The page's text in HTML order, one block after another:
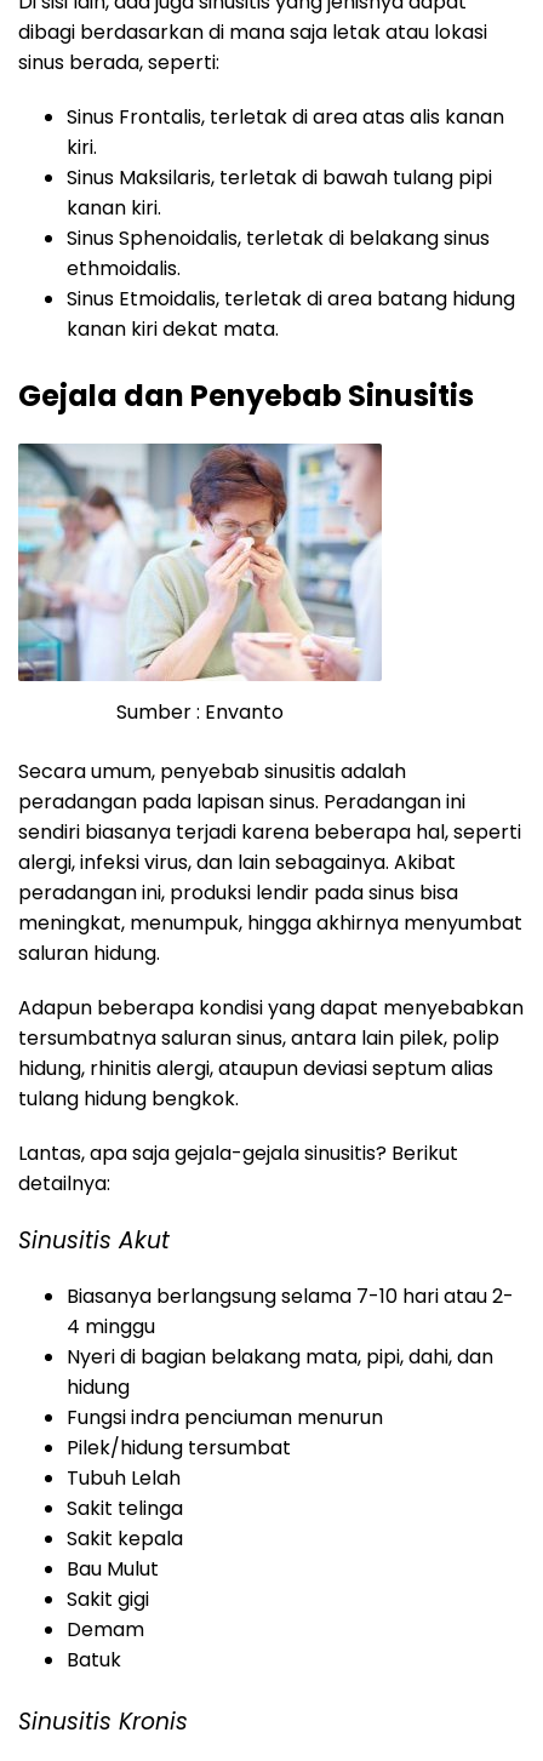
dibagi berdasarkan di mana saja letak atau lokasi
sinus berada, seperti:
Sinus Frontalis, terletak di area atas alis kanan
kiri.
Sinus Maksilaris, terletak di bawah tulang pipi
kanan kiri.
Sinus Sphenoidalis, terletak di belakang sinus
ethmoidalis.
Sinus Etmoidalis, terletak di area batang hidung
kanan kiri dekat mata.
Gejala dan Penyebab Sinusitis
Sumber : Envanto
Secara umum, penyebab sinusitis adalah
peradangan pada lapisan sinus. Peradangan ini
sendiri biasanya terjadi karena beberapa hal, seperti
alergi, infeksi virus, dan lain sebagainya. Akibat
peradangan ini, produksi lendir pada sinus bisa
meningkat, menumpuk, hingga akhirnya menyumbat
saluran hidung.
Adapun beberapa kondisi yang dapat menyebabkan
tersumbatnya saluran sinus, antara lain pilek, polip
hidung, rhinitis alergi, ataupun deviasi septum alias
tulang hidung bengkok.
Lantas, apa saja gejala-gejala sinusitis? Berikut
detailnya:
Sinusitis Akut
Biasanya berlangsung selama 7-10 hari atau 2-
4 minggu
Nyeri di bagian belakang mata, pipi, dahi, dan
hidung
Fungsi indra penciuman menurun
Pilek/hidung tersumbat
Tubuh Lelah
Sakit telinga
Sakit kepala
Bau Mulut
Sakit gigi
Demam
Batuk
Sinusitis Kronis